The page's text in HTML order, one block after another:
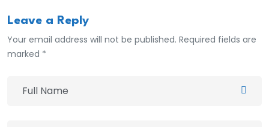
Leave a Reply
Your email address will not be published. Required fields are
marked *